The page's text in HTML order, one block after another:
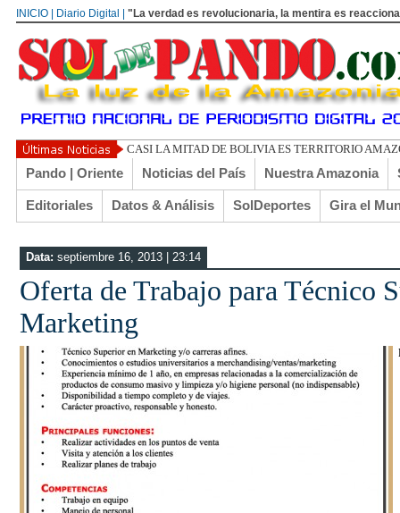
INICIO | Diario Digital | "La verdad es revolucionaria, la mentira es
CASI LA MITAD DE BOLIVIA ES TERRITORIO
Pando | Oriente Noticias del País Nuestra Amazonia
Editoriales Datos & Análisis SolDeportes Gira el
Data: septiembre 16, 2013 | 23:14
Oferta de Trabajo para Técnico
Marketing